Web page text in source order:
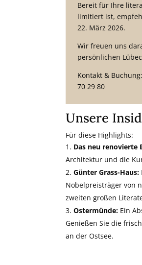
Bereit für Ihre
limitiert ist,
22. März 2026.
Wir freuen uns
persönlichen
Kontakt &
70 29 80
Unsere
Für diese Highlights:
Das neu renovierte
Architektur und die
Günter Grass-Haus:
Nobelpreisträger von
zweiten großen
Ostermünde: Ein
Genießen Sie die
an der Ostsee.